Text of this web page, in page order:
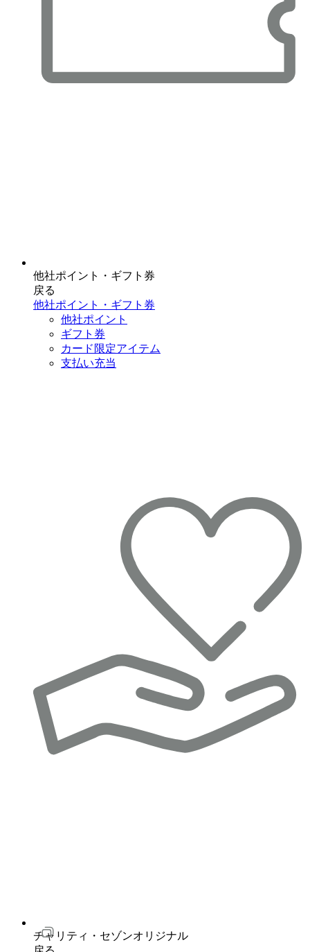
他社ポイント・ギフト券
戻る
他社ポイント・ギフト券
他社ポイント
ギフト券
カード限定アイテム
支払い充当
チャリティ・セゾンオリジナル